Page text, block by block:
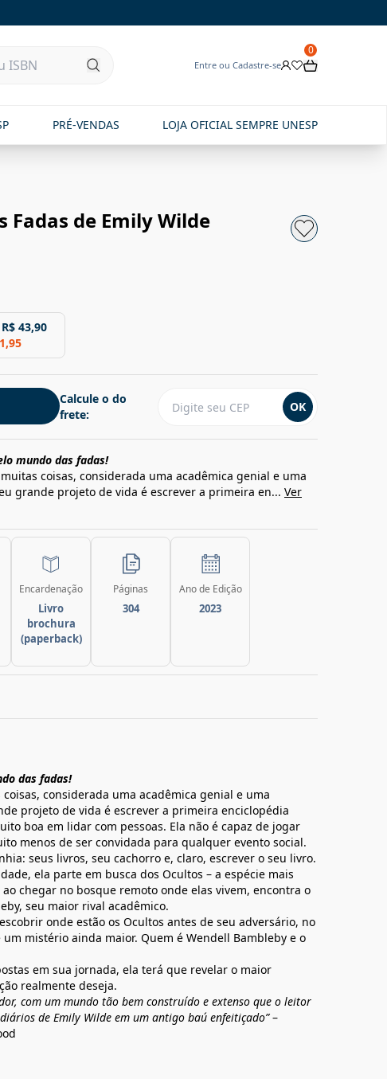
Entre ou Cadastre-se
0
PRÉ-VENDAS LOJA OFICIAL SEMPRE UNESP
Fadas de Emily Wilde
R$ 43,90
Calcule o do
frete:
OK
mundo das fadas!
coisas, considerada uma acadêmica genial e uma
grande projeto de vida é escrever a primeira en... Ver
Encardenação
Livro
brochura
(paperback)
Páginas
304
Ano de Edição
2023
das fadas!
considerada uma acadêmica genial e uma
projeto de vida é escrever a primeira enciclopédia
boa em lidar com pessoas. Ela não é capaz de jogar
menos de ser convidada para qualquer evento social.
seus livros, seu cachorro e, claro, escrever o seu livro.
ela parte em busca dos Ocultos – a espécie mais
chegar no bosque remoto onde elas vivem, encontra o
seu maior rival acadêmico.
onde estão os Ocultos antes de seu adversário, no
mistério ainda maior. Quem é Wendell Bambleby e o
em sua jornada, ela terá que revelar o maior
realmente deseja.
com um mundo tão bem construído e extenso que o leitor
de Emily Wilde em um antigo baú enfeitiçado”–